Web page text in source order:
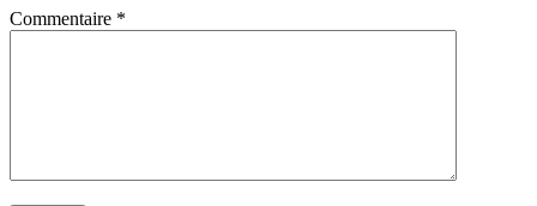
Commentaire *